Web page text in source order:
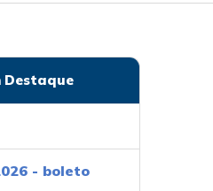
Destaque
- boleto